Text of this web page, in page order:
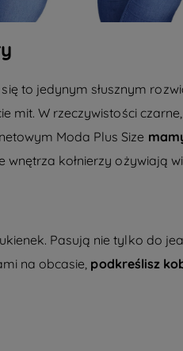
to jedynym słusznym
mit. W rzeczywistości
Moda Plus Size
wnętrza kołnierzy ożywiają
Pasują nie tylko do
na obcasie, podkreślisz